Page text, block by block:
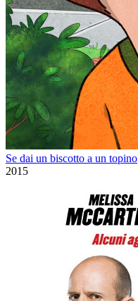
Se dai un biscotto a un topino
2015